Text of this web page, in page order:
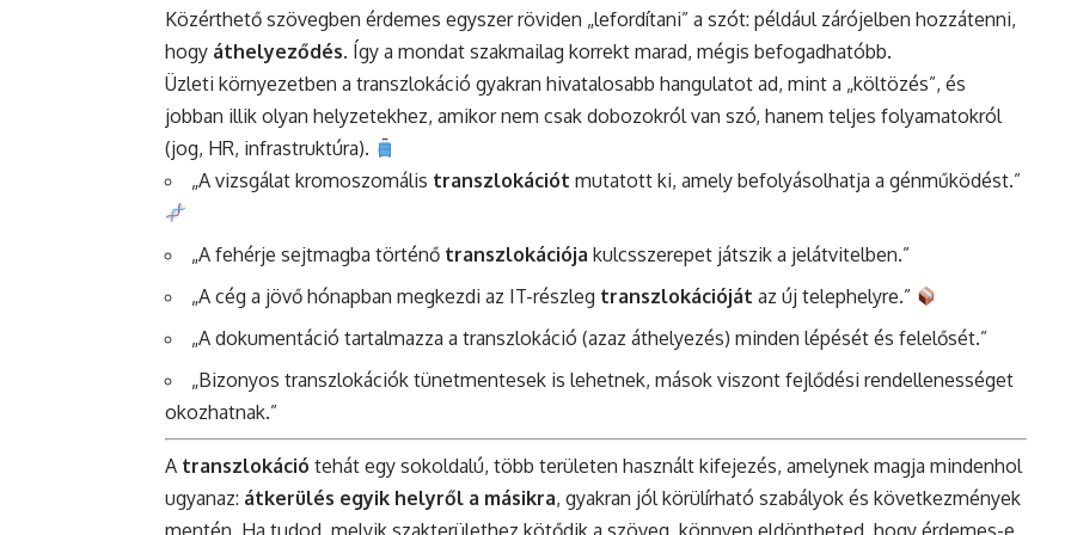
Közérthető szövegben érdemes egyszer röviden „lefordítani” a szót: például zárójelben hozzátenni,
hogy áthelyeződés. Így a mondat szakmailag korrekt marad, mégis befogadhatóbb.
Üzleti környezetben a transzlokáció gyakran hivatalosabb hangulatot ad, mint a „költözés”, és
jobban illik olyan helyzetekhez, amikor nem csak dobozokról van szó, hanem teljes folyamatokról
(jog, HR, infrastruktúra).
„A vizsgálat kromoszomális transzlokációt mutatott ki, amely befolyásolhatja a génműködést.”
„A fehérje sejtmagba történő transzlokációja kulcsszerepet játszik a jelátvitelben.”
„A cég a jövő hónapban megkezdi az IT-részleg transzlokációját az új telephelyre.”
„A dokumentáció tartalmazza a transzlokáció (azaz áthelyezés) minden lépését és felelősét.”
„Bizonyos transzlokációk tünetmentesek is lehetnek, mások viszont fejlődési rendellenességet
okozhatnak.”
A transzlokáció tehát egy sokoldalú, több területen használt kifejezés, amelynek magja mindenhol
ugyanaz: átkerülés egyik helyről a másikra, gyakran jól körülírható szabályok és következmények